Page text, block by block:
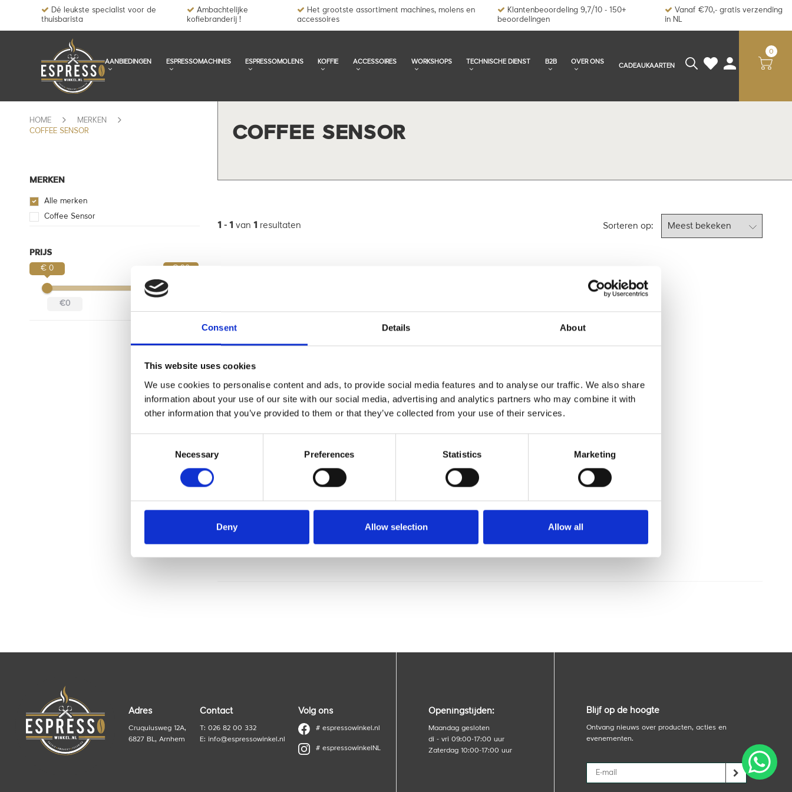
Consent Details About
This website uses cookies
We use cookies to personalise content and ads, to provide social media features and to analyse our traffic. We also share
information about your use of our site with our social media, advertising and analytics partners who may combine it with
other information that you’ve provided to them or that they’ve collected from your use of their services.
Necessary Preferences Statistics Marketing
Deny Allow selection Allow all
Dé leukste specialist voor de
thuisbarista
Ambachtelijke
kofiebranderij !
Het grootste assortiment machines, molens en
accessoires
Klantenbeoordeling 9,7/10 - 150+
beoordelingen
Vanaf €70,- gratis verzending
in NL
AANBIEDINGEN ESPRESSOMACHINES ESPRESSOMOLENS KOFFIE ACCESSOIRES WORKSHOPS TECHNISCHE DIENST B2B OVER ONS
CADEAUKAARTEN
0
HOME
MERKEN
COFFEE SENSOR
MERKEN
Alle merken
Coffee Sensor
PRIJS
€ 0
€0
COFFEE SENSOR
1 - 1 van 1 resultaten Sorteren op:
Deze zeer nauwkeurige thermometer
Adres
Cruquiusweg 12A,
6827 BL, Arnhem
Contact
T: 026 82 00 332
E: info@espressowinkel.nl
Volg ons
# espressowinkel.nl
# espressowinkelNL
Openingstijden:
Maandag gesloten
di - vri 09:00-17:00 uur
Zaterdag 10:00-17:00 uur
Blijf op de hoogte
Ontvang nieuws over producten, acties en
evenementen.